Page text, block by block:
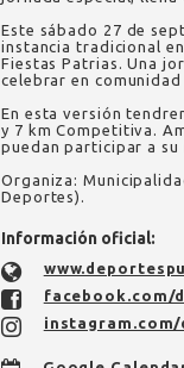
Este sábado 27 de
instancia tradicional
Fiestas Patrias. Una
celebrar en
En esta versión
y 7 km Competitiva.
puedan participar a su
Organiza:
Deportes).
Información oficial:
facebook.com/